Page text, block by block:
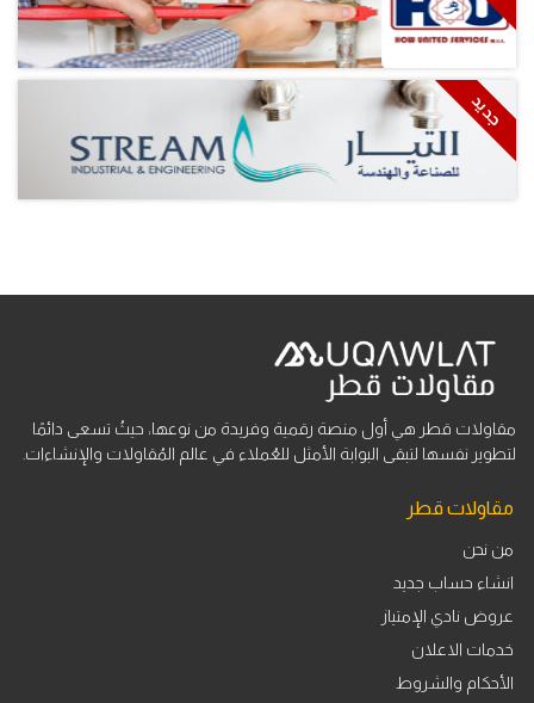
جديد
مقاولات قطر هي أول منصة رقمية وفريدة من نوعها، حيثُ تسعى دائمًا
لتطوير نفسها لتبقى البوابة الأمثل للعُملاء في عالم المُقاولات والإنشاءات.
مقاولات قطر
من نحن
انشاء حساب جديد
عروض نادي الإمتياز
خدمات الاعلان
الأحكام والشروط